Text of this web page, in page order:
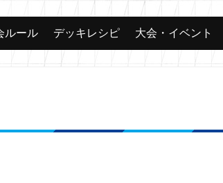
カード 大会
ルール デッキレシピ 大会・イベント